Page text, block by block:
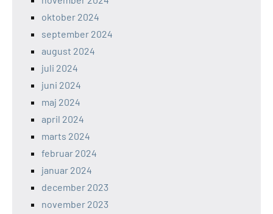
oktober 2024
september 2024
august 2024
juli 2024
juni 2024
maj 2024
april 2024
marts 2024
februar 2024
januar 2024
december 2023
november 2023